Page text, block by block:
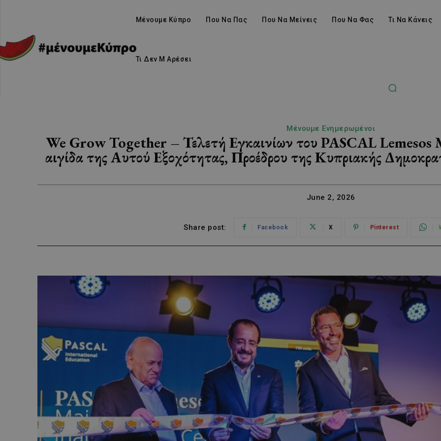
Μένουμε Κύπρο Που Να Πας Που Να Μείνεις Που Να Φας Τι Να Κάνεις
Τι Δεν Μ Αρέσει
Μένουμε Ενημερωμένοι
We Grow Together – Τελετή Εγκαινίων του PASCAL
αιγίδα της Αυτού Εξοχότητας, Προέδρου της Κυπριακής
June 2, 2026
Share post: Facebook X Pinterest